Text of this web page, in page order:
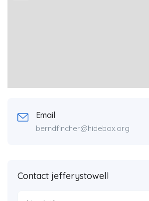
Email
berndfincher@hidebox.org
Contact jefferystowell